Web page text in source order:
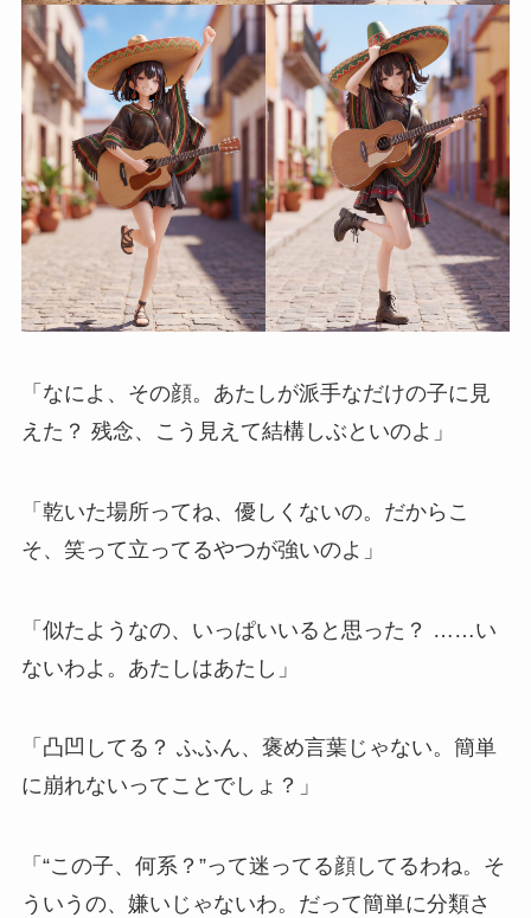
「なによ、その顔。あたしが派手なだけの子に見
えた？ 残念、こう見えて結構しぶといのよ」
「乾いた場所ってね、優しくないの。だからこ
そ、笑って立ってるやつが強いのよ」
「似たようなの、いっぱいいると思った？ ……い
ないわよ。あたしはあたし」
「凸凹してる？ ふふん、褒め言葉じゃない。簡単
に崩れないってことでしょ？」
「“この子、何系？”って迷ってる顔してるわね。そ
ういうの、嫌いじゃないわ。だって簡単に分類さ